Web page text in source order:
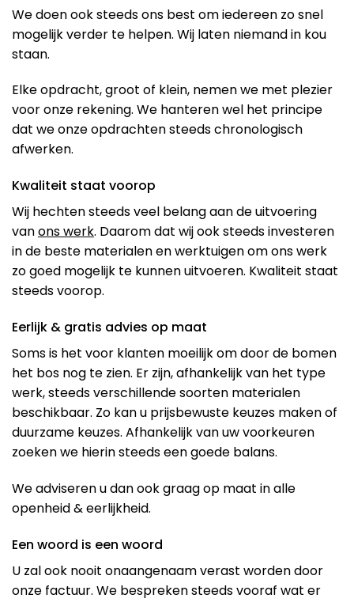
We doen ook steeds ons best om iedereen zo snel
mogelijk verder te helpen. Wij laten niemand in kou
staan.
Elke opdracht, groot of klein, nemen we met plezier
voor onze rekening. We hanteren wel het principe
dat we onze opdrachten steeds chronologisch
afwerken.
Kwaliteit staat voorop
Wij hechten steeds veel belang aan de uitvoering
vanons werk. Daarom dat wij ook steeds investeren
in de beste materialen en werktuigen om ons werk
zo goed mogelijk te kunnen uitvoeren. Kwaliteit staat
steeds voorop.
Eerlijk & gratis advies op maat
Soms is het voor klanten moeilijk om door de bomen
het bos nog te zien. Er zijn, afhankelijk van het type
werk, steeds verschillende soorten materialen
beschikbaar. Zo kan u prijsbewuste keuzes maken of
duurzame keuzes. Afhankelijk van uw voorkeuren
zoeken we hierin steeds een goede balans.
We adviseren u dan ook graag op maat in alle
openheid & eerlijkheid.
Een woord is een woord
U zal ook nooit onaangenaam verast worden door
onze factuur. We bespreken steeds vooraf wat er